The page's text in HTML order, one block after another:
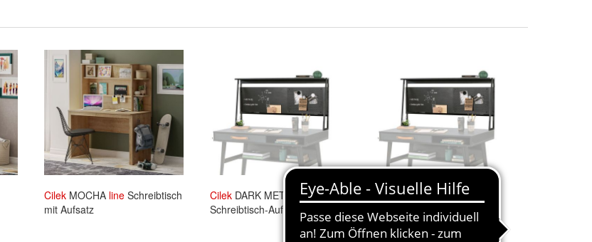
Cilek MOCHA line Schreibtisch
mit Aufsatz
Cilek DARK METAL Line
Schreibtisch-Aufsatz
CilekDARK METALLine
Schreibtisch - Aufsatz